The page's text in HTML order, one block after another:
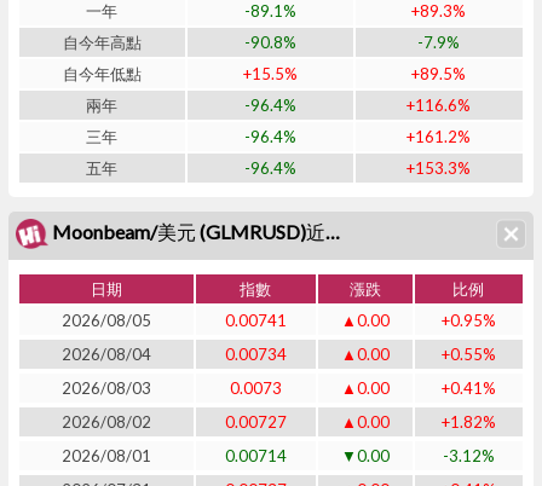
一年
-89.1%
+89.3%
自今年高點
-90.8%
-7.9%
自今年低點
+15.5%
+89.5%
兩年
-96.4%
+116.6%
三年
-96.4%
+161.2%
五年
-96.4% +153.3%
Moonbeam/美元 (GLMRUSD)近二十日表現
日期 指數 漲跌
比例
2026/08/05
0.00741 ▲0.00
+0.95%
2026/08/04
0.00734 ▲0.00
+0.55%
2026/08/03
0.0073 ▲0.00
+0.41%
2026/08/02
0.00727 ▲0.00
+1.82%
2026/08/01
0.00714 ▼0.00
-3.12%